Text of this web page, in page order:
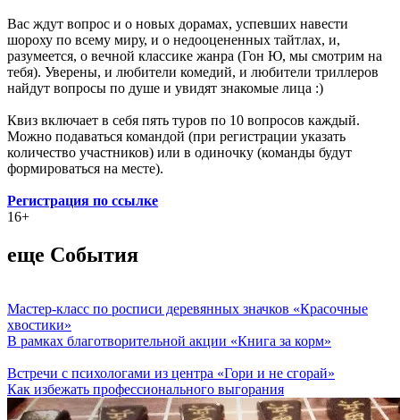
Вас ждут вопрос и о новых дорамах, успевших навести
шороху по всему миру, и о недооцененных тайтлах, и,
разумеется, о вечной классике жанра (Гон Ю, мы смотрим на
тебя). Уверены, и любители комедий, и любители триллеров
найдут вопросы по душе и увидят знакомые лица :)
Квиз включает в себя пять туров по 10 вопросов каждый.
Можно подаваться командой (при регистрации указать
количество участников) или в одиночку (команды будут
формироваться на месте).
Регистрация по ссылке
16+
еще События
Мастер-класс по росписи деревянных значков «Красочные
хвостики»
В рамках благотворительной акции «Книга за корм»
Встречи с психологами из центра «Гори и не сгорай»
Как избежать профессионального выгорания